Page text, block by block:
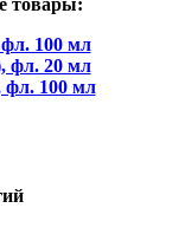
100 мл
фл. 20 мл
фл. 100 мл